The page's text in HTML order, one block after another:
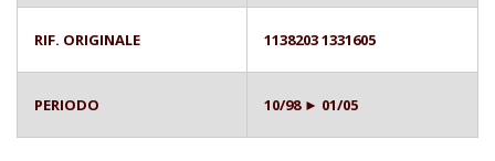
RIF. ORIGINALE 1138203 1331605
PERIODO 10/98 ► 01/05